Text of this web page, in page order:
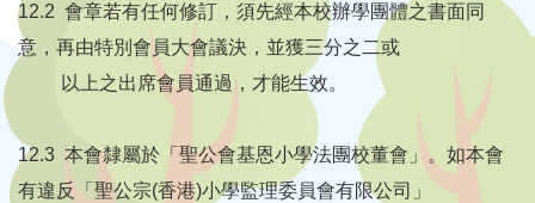
12.2 會章若有任何修訂，須先經本校辦學團體之書面同
意，再由特別會員大會議決，並獲三分之二或
以上之出席會員通過，才能生效。
12.3 本會隸屬於「聖公會基恩小學法團校董會」。如本會
有違反「聖公宗(香港)小學監理委員會有限公司」